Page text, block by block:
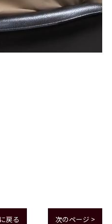
戻る 次のページ >